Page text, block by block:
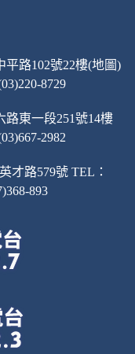
平路102號22樓(地圖)
8729
路東一段251號14樓
2982
才路579號 TEL：
893